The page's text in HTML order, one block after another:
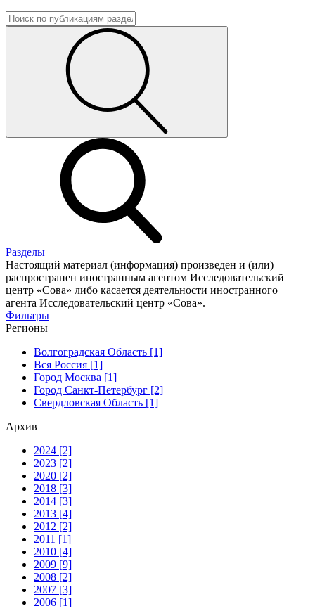
Разделы
Настоящий материал (информация) произведен и (или)
распространен иностранным агентом Исследовательский
центр «Сова» либо касается деятельности иностранного
агента Исследовательский центр «Сова».
Фильтры
Регионы
Волгоградская Область [1]
Вся Россия [1]
Город Москва [1]
Город Санкт-Петербург [2]
Свердловская Область [1]
Архив
2024 [2]
2023 [2]
2020 [2]
2018 [3]
2014 [3]
2013 [4]
2012 [2]
2011 [1]
2010 [4]
2009 [9]
2008 [2]
2007 [3]
2006 [1]